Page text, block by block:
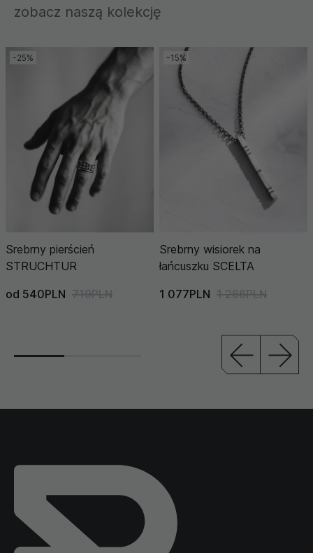
zobacz naszą kolekcję
-25%
Srebrny pierścień
STRUCHTUR
od 540PLN 719PLN
-15%
Srebrny wisiorek na
łańcuszku SCELTA
1 077PLN 1 266PLN